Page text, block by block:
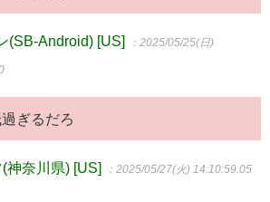
(SB-Android) [US] ：2025/05/25(日)
ぎるだろ
神奈川県) [US] ：2025/05/27(火) 14:10:59.05